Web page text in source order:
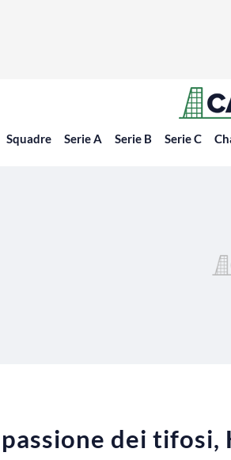
Squadre Serie A Serie B Serie C
dei tifosi,